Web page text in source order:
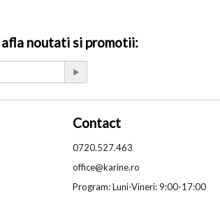
noutati si promotii:
Contact
0720.527.463
office@karine.ro
Program: Luni-Vineri: 9:00-17:00